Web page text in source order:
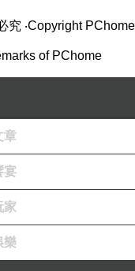
，人類就開始為
。
究 ‧Copyright PChome
of PChome
章
宴
家
樂